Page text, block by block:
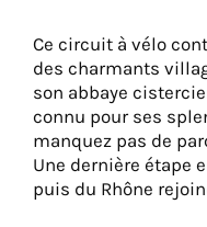
Ce circuit à vélo
des charmants
son abbaye
connu pour ses
manquez pas de
Une dernière étape
puis du Rhône